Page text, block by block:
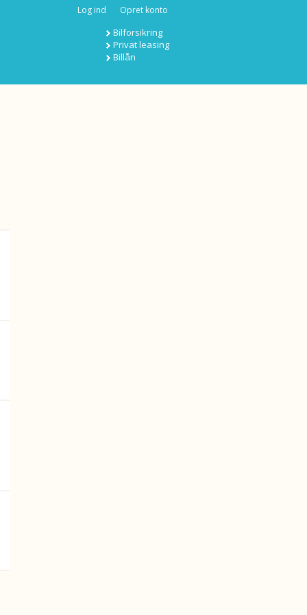
Log ind Opret konto
Bilforsikring
Privat leasing
Billån